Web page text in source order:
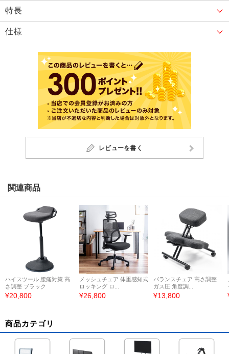
特長
仕様
レビューを書く
関連商品
ハイスツール 腰痛対策 高
さ調整 ブラック
¥20,800
メッシュチェア 体重感知式
ロッキング ロ...
¥26,800
バランスチェア 高さ調整
ガス圧 角度調...
¥13,800
商品カテゴリ